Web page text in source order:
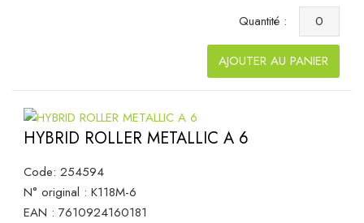
Quantité :
AJOUTER AU PANIER
HYBRID ROLLER METALLIC A 6
Code: 254594
N° original : K118M-6
EAN : 7610924160181